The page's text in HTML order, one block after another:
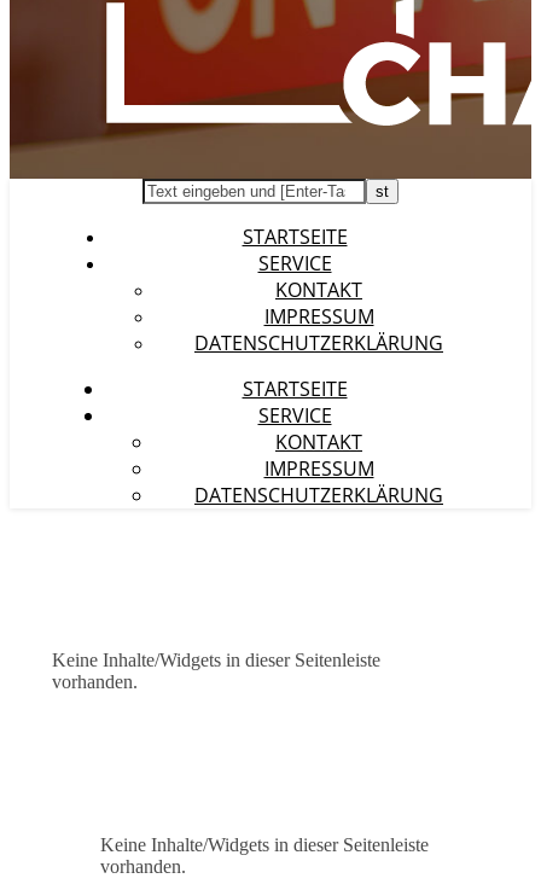
STARTSEITE
SERVICE
KONTAKT
IMPRESSUM
DATENSCHUTZERKLÄRUNG
STARTSEITE
SERVICE
KONTAKT
IMPRESSUM
DATENSCHUTZERKLÄRUNG
Keine Inhalte/Widgets in dieser Seitenleiste
vorhanden.
Keine Inhalte/Widgets in dieser Seitenleiste
vorhanden.